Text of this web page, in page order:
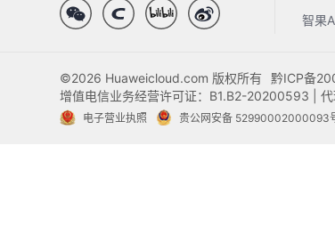
智果
©2026 Huaweicloud.com 版权所有 黔ICP备
增值电信业务经营许可证：B1.B2-20200593 |
电子营业执照 贵公网安备 52990002000093